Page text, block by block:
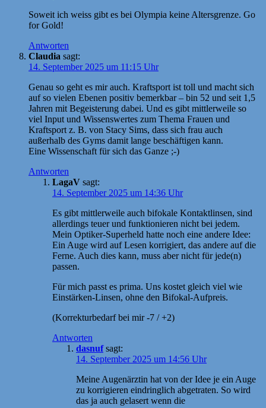
Soweit ich weiss gibt es bei Olympia keine Altersgrenze. Go
for Gold!
Antworten
Claudia sagt:
14. September 2025 um 11:15 Uhr
Genau so geht es mir auch. Kraftsport ist toll und macht sich
auf so vielen Ebenen positiv bemerkbar – bin 52 und seit 1,5
Jahren mit Begeisterung dabei. Und es gibt mittlerweile so
viel Input und Wissenswertes zum Thema Frauen und
Kraftsport z. B. von Stacy Sims, dass sich frau auch
außerhalb des Gyms damit lange beschäftigen kann.
Eine Wissenschaft für sich das Ganze ;-)
Antworten
LagaV sagt:
14. September 2025 um 14:36 Uhr
Es gibt mittlerweile auch bifokale Kontaktlinsen, sind
allerdings teuer und funktionieren nicht bei jedem.
Mein Optiker-Superheld hatte noch eine andere Idee:
Ein Auge wird auf Lesen korrigiert, das andere auf die
Ferne. Auch dies kann, muss aber nicht für jede(n)
passen.
Für mich passt es prima. Uns kostet gleich viel wie
Einstärken-Linsen, ohne den Bifokal-Aufpreis.
(Korrekturbedarf bei mir -7 / +2)
Antworten
dasnuf sagt:
14. September 2025 um 14:56 Uhr
Meine Augenärztin hat von der Idee je ein Auge
zu korrigieren eindringlich abgetraten. So wird
das ja auch gelasert wenn die